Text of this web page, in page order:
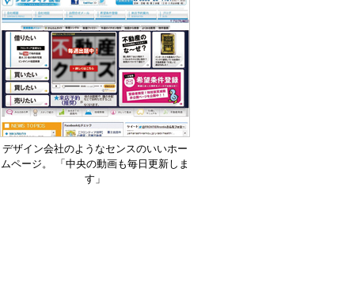
デザイン会社のようなセンスのいいホー
ムページ。 「中央の動画も毎日更新しま
す」